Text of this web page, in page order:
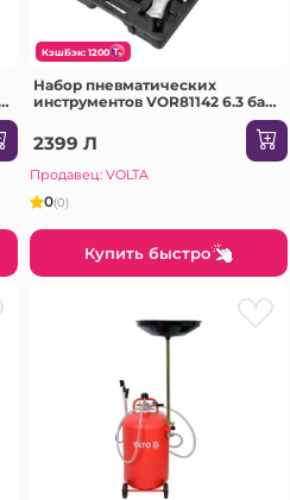
КэшБэк: 1200
Набор пневматических
инструментов VOR81142 6.3 бар
2399 Л
Продавец: VOLTA
0(0)
Купить быстро